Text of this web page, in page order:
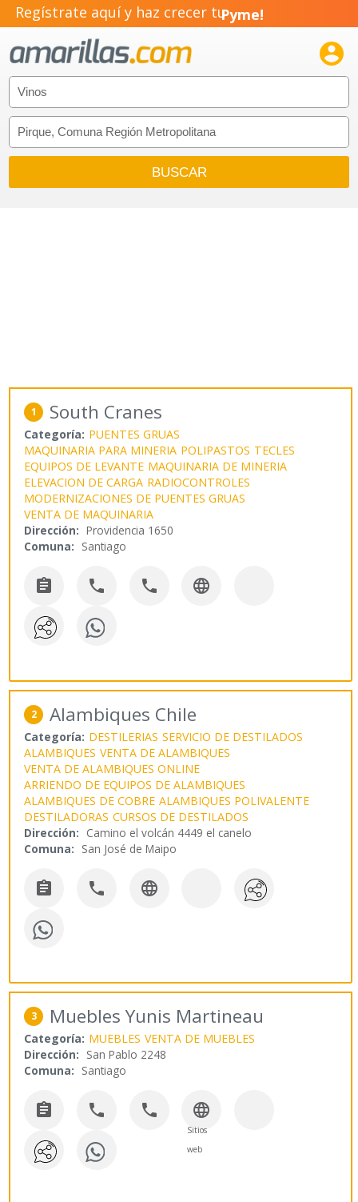
Regístrate aquí y haz crecer tu
Pyme!
Emprendimiento!

1 South Cranes
Categoría: PUENTES GRUAS
MAQUINARIA PARA MINERIA POLIPASTOS TECLES
EQUIPOS DE LEVANTE MAQUINARIA DE MINERIA
ELEVACION DE CARGA RADIOCONTROLES
MODERNIZACIONES DE PUENTES GRUAS
VENTA DE MAQUINARIA
Dirección: Providencia 1650
Comuna: Santiago
   
2 Alambiques Chile
Categoría: DESTILERIAS SERVICIO DE DESTILADOS
ALAMBIQUES VENTA DE ALAMBIQUES
VENTA DE ALAMBIQUES ONLINE
ARRIENDO DE EQUIPOS DE ALAMBIQUES
ALAMBIQUES DE COBRE ALAMBIQUES POLIVALENTE
DESTILADORAS CURSOS DE DESTILADOS
Dirección: Camino el volcán 4449 el canelo
Comuna: San José de Maipo
  
3 Muebles Yunis Martineau
Categoría: MUEBLES VENTA DE MUEBLES
Dirección: San Pablo 2248
Comuna: Santiago
   
Sitios
web